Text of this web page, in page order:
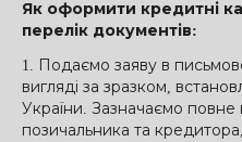
Як оформити кредитні
перелік документів:
1. Подаємо заяву в
вигляді за зразком,
України. Зазначаємо повне
позичальника та